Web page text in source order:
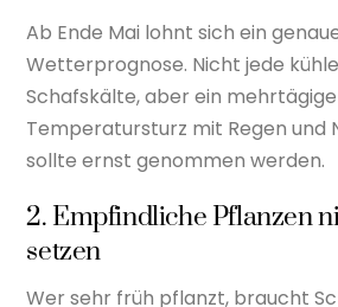
Ab Ende Mai lohnt sich ein
Wetterprognose. Nicht jede
Schafskälte, aber ein
Temperatursturz mit Regen und
sollte ernst genommen werden.
2. Empfindliche Pflanzen
setzen
Wer sehr früh pflanzt, braucht